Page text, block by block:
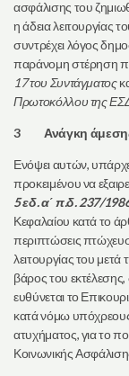
ασφάλισης του
η άδεια λειτουργίας
συντρέχει λόγος
παράνομη στέρηση
17 του Συντάγματος
Πρωτοκόλλου της
3 Ανάγκη άμεσης
Ενόψει αυτών,
προκειμένου να
5 εδ. α΄ π.δ. 237/
Κεφαλαίου κατά το
περιπτώσεις
λειτουργίας του
βάρος του εκτέλεσης,
ευθύνεται το
κατά νόμω υπόχρεους
ατυχήματος, για το
Κοινωνικής